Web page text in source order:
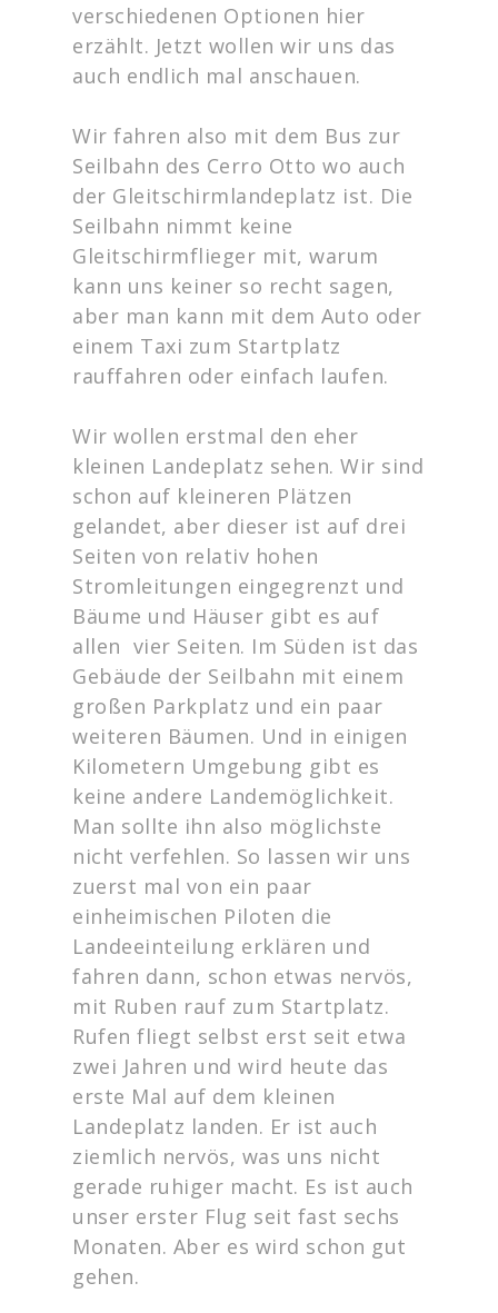
verschiedenen Optionen hier
erzählt. Jetzt wollen wir uns das
auch endlich mal anschauen.
Wir fahren also mit dem Bus zur
Seilbahn des Cerro Otto wo auch
der Gleitschirmlandeplatz ist. Die
Seilbahn nimmt keine
Gleitschirmflieger mit, warum
kann uns keiner so recht sagen,
aber man kann mit dem Auto oder
einem Taxi zum Startplatz
rauffahren oder einfach laufen.
Wir wollen erstmal den eher
kleinen Landeplatz sehen. Wir sind
schon auf kleineren Plätzen
gelandet, aber dieser ist auf drei
Seiten von relativ hohen
Stromleitungen eingegrenzt und
Bäume und Häuser gibt es auf
allen vier Seiten. Im Süden ist das
Gebäude der Seilbahn mit einem
großen Parkplatz und ein paar
weiteren Bäumen. Und in einigen
Kilometern Umgebung gibt es
keine andere Landemöglichkeit.
Man sollte ihn also möglichste
nicht verfehlen. So lassen wir uns
zuerst mal von ein paar
einheimischen Piloten die
Landeeinteilung erklären und
fahren dann, schon etwas nervös,
mit Ruben rauf zum Startplatz.
Rufen fliegt selbst erst seit etwa
zwei Jahren und wird heute das
erste Mal auf dem kleinen
Landeplatz landen. Er ist auch
ziemlich nervös, was uns nicht
gerade ruhiger macht. Es ist auch
unser erster Flug seit fast sechs
Monaten. Aber es wird schon gut
gehen.